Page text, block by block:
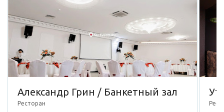
Александр Грин / Банкетный зал
Ресторан